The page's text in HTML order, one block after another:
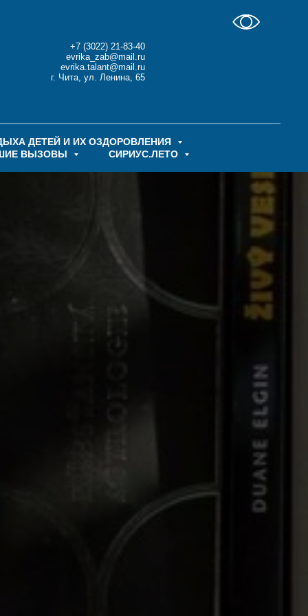
+7 (3022) 21-83-40
evrika_zab@mail.ru
evrika.talant@mail.ru
г. Чита, ул. Ленина, 65
ДЕТЕЙ И ИХ ОЗДОРОВЛЕНИЯ
ВЫЗОВЫ
СИРИУС.ЛЕТО